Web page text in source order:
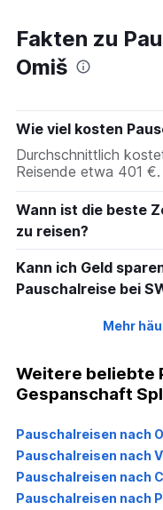
Fakten zu
Omiš
Wie viel kosten
Durchschnittlich
Reisende etwa 401 €.
Wann ist die beste
zu reisen?
Kann ich Geld
Pauschalreise bei
Mehr
Weitere beliebte
Gespanschaft
Pauschalreisen nach
Pauschalreisen nach
Pauschalreisen nach
Pauschalreisen nach